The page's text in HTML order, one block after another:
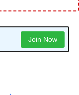
Join Now